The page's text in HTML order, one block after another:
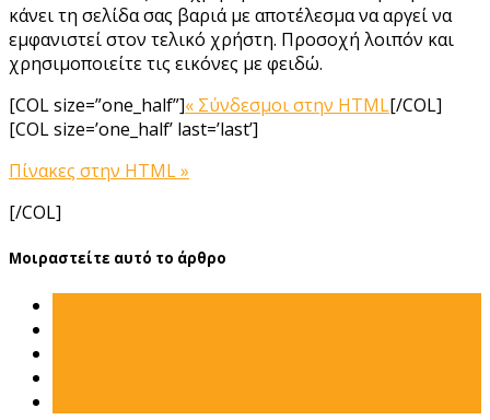
κάνει τη σελίδα σας βαριά με αποτέλεσμα να αργεί να
εμφανιστεί στον τελικό χρήστη. Προσοχή λοιπόν και
χρησιμοποιείτε τις εικόνες με φειδώ.
[COL size=”one_half”]« Σύνδεσμοι στην HTML[/COL]
[COL size=’one_half’ last=’last’]
Πίνακες στην HTML »
[/COL]
Μοιραστείτε αυτό το άρθρο